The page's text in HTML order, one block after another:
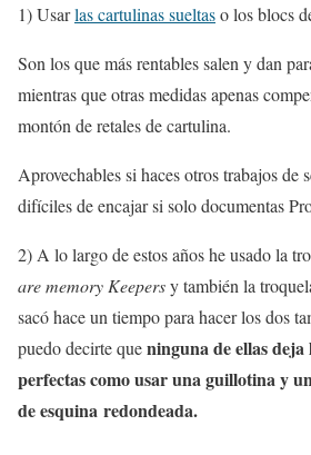
1) Usarlas cartulinas sueltaso los blocs
Son los que más rentables salen y dan
mientras que otras medidas apenas
montón de retales de cartulina.
Aprovechables si haces otros trabajos de
difíciles de encajar si solo documentas
2) A lo largo de estos años he usado la
are memory Keepersy también la
sacó hace un tiempo para hacer los dos
puedo decirte queninguna de ellas
perfectas como usar una guillotina y
de esquina redondeada.